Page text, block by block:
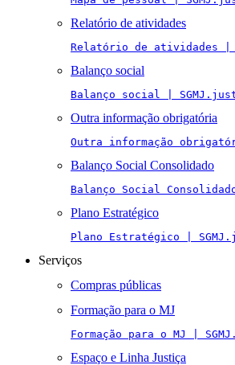
Relatório de atividades
Relatório de atividades |
Balanço social
Balanço social |
Outra informação obrigatória
Outra informação
Balanço Social Consolidado
Balanço Social
Plano Estratégico
Plano Estratégico |
Serviços
Compras públicas
Formação para o MJ
Formação para o MJ |
Espaço e Linha Justiça